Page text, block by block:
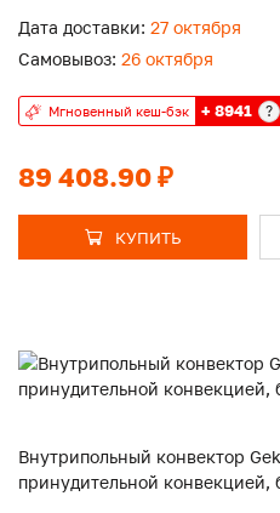
89 408.90 ₽
Дата доставки: 27 октября
Самовывоз: 26 октября
Мгновенный кеш-бэк + 8941 ?
КУПИТЬ
Внутрипольный конвектор
принудительной конвекцией,